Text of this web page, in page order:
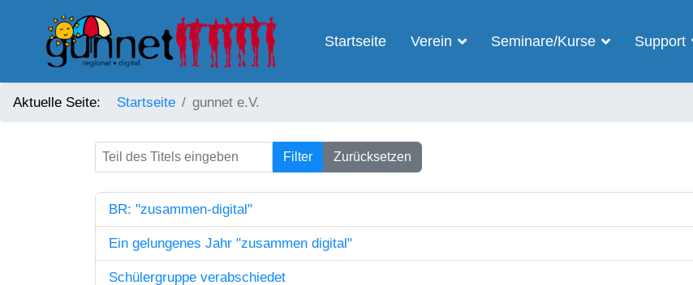
Startseite Verein Seminare/Kurse Support
Aktuelle Seite: Startseite gunnet e.V.
Teil des Titels eingeben Filter Zurücksetzen
BR: "zusammen-digital"
Ein gelungenes Jahr "zusammen digital"
Schülergruppe verabschiedet